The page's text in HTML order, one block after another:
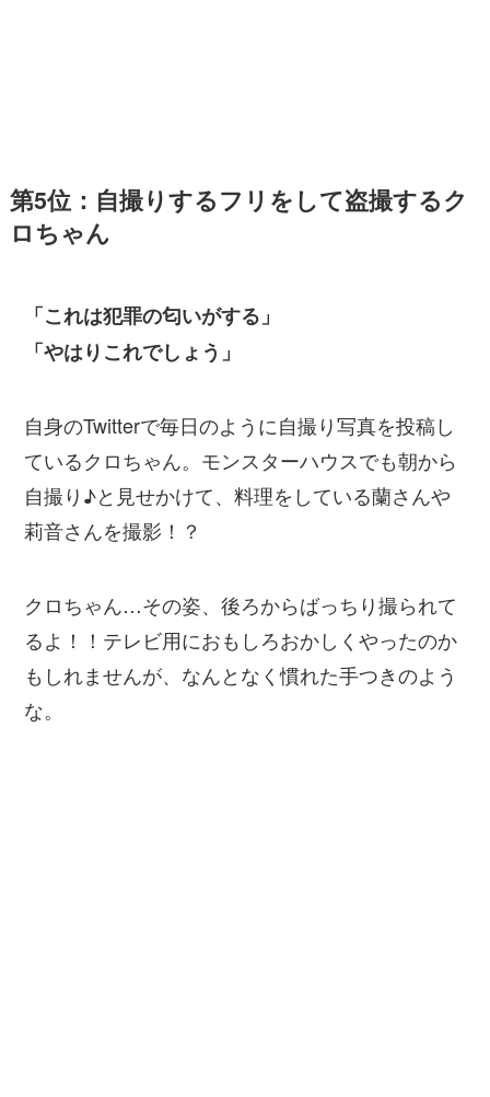
第5位：自撮りするフリをして盗撮するク
ロちゃん
「これは犯罪の匂いがする」
「やはりこれでしょう」
自身のTwitterで毎日のように自撮り写真を投稿し
ているクロちゃん。モンスターハウスでも朝から
自撮り♪と見せかけて、料理をしている蘭さんや
莉音さんを撮影！？
クロちゃん…その姿、後ろからばっちり撮られて
るよ！！テレビ用におもしろおかしくやったのか
もしれませんが、なんとなく慣れた手つきのよう
な。